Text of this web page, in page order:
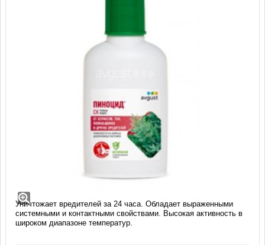
Пиноцид, СК 50 мл
Инсектицидный препарат длительного действия против
ложнощитовки, мучнистые червецы, пилильщики, листовертки).
Уничтожает вредителей за 24 часа. Обладает выраженными
системными и контактными свойствами. Высокая активность в
широком диапазоне температур.